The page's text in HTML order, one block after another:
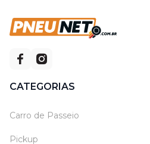
CATEGORIAS
Carro de Passeio
Pickup